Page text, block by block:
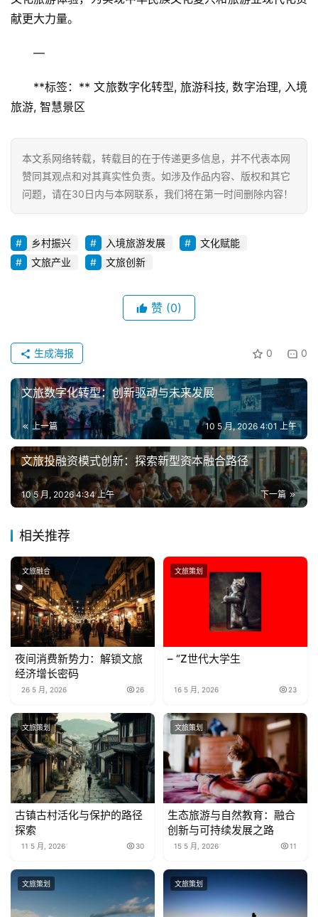
献更大力量。
—
**标签：** 文旅数字化转型, 旅游科技, 数字治理, 入境
旅游, 智慧景区
本文系网络转载，转载目的在于传递更多信息，并不代表本网
赞同其观点和对其真实性负责。如涉及作品内容、版权和其它
问题，请在30日内与本网联系，我们将在第一时间删除内容！
乡村振兴 入境旅游发展
文化赋能
文旅产业
文旅创新
赞 (0)
0 0
生成海报
文旅数字化转型：创新驱动与未来发展
上一篇 10 5 月, 2026 4:01 上午
文旅投融资模式创新：探索新型资本融合路径
下一篇
10 5 月, 2026 4:34 上午
相关推荐
文旅融合
夜间消费新势力：解锁文旅
经济增长密码
26 5 月, 2026 26
文旅策划
– “Z世代大学生
16 5 月, 2026 23
文旅策划
古镇古村活化与保护的路径
探索
11 5 月, 2026 30
文旅策划
生态旅游与自然教育：融合
创新与可持续发展之路
15 5 月, 2026 11
文旅策划 文旅策划